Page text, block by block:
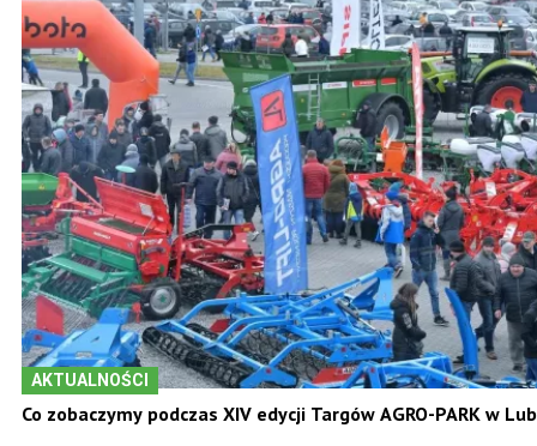
AKTUALNOŚCI
Co zobaczymy podczas XIV edycji Targów AGRO-PARK w